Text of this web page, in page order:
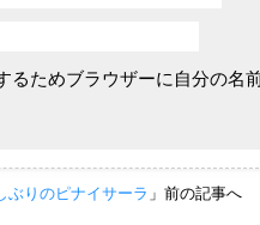
るためブラウザーに自分の名
ぶりのピナイサーラ 」前の記事へ